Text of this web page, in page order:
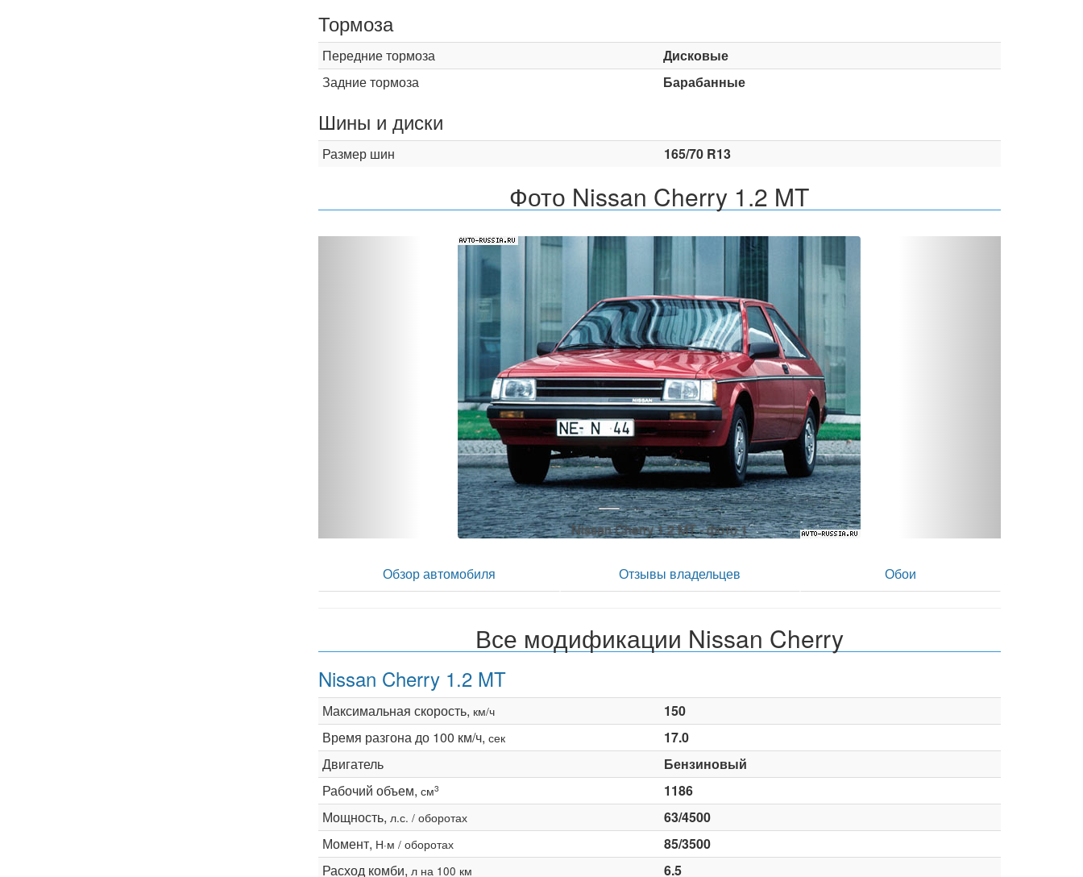
Тормоза
Передние тормоза
Дисковые
Задние тормоза
Барабанные
Шины и диски
Размер шин 165/70 R13
Фото Nissan Cherry 1.2 MT
Nissan Cherry 1.2 MT - фото 2
Обзор автомобиля Отзывы владельцев Обои
Все модификации Nissan Cherry
Nissan Cherry 1.2 MT
Максимальная скорость, км/ч
150
Время разгона до 100 км/ч, сек
17.0
Двигатель
Бензиновый
Рабочий объем, см3
1186
Мощность, л.с. / оборотах
63/4500
Момент, Н·м / оборотах
85/3500
Расход комби, л на 100 км 6.5